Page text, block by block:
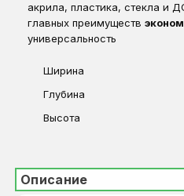
акрила, пластика, стекла и
главных преимуществ
универсальность
Ширина
Глубина
Высота
Описание